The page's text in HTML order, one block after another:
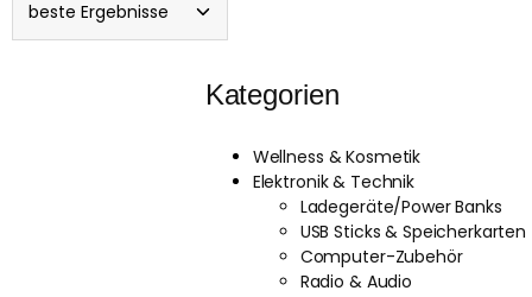
Kategorien
Wellness & Kosmetik
Elektronik & Technik
Ladegeräte/Power Banks
USB Sticks & Speicherkarten
Computer-Zubehör
Radio & Audio